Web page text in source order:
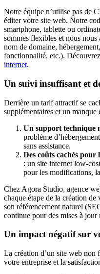
Notre équipe n’utilise pas de
éditer votre site web. Notre
smartphone, tablette ou
sommes flexibles et nous nous
nom de domaine,
fonctionnalité, etc.).
internet.
Un suivi insuffisant et
Derrière un tarif attractif se
supplémentaires et un manque
Un support technique
problème
sans assistance.
Des coûts cachés
: un site internet low-
pour les modifications,
Chez Agora Studio, agence
chaque étape de la création
son référencement naturel
continue pour des mises à jour
Un impact négatif sur
La création d’un site web
votre entreprise et la